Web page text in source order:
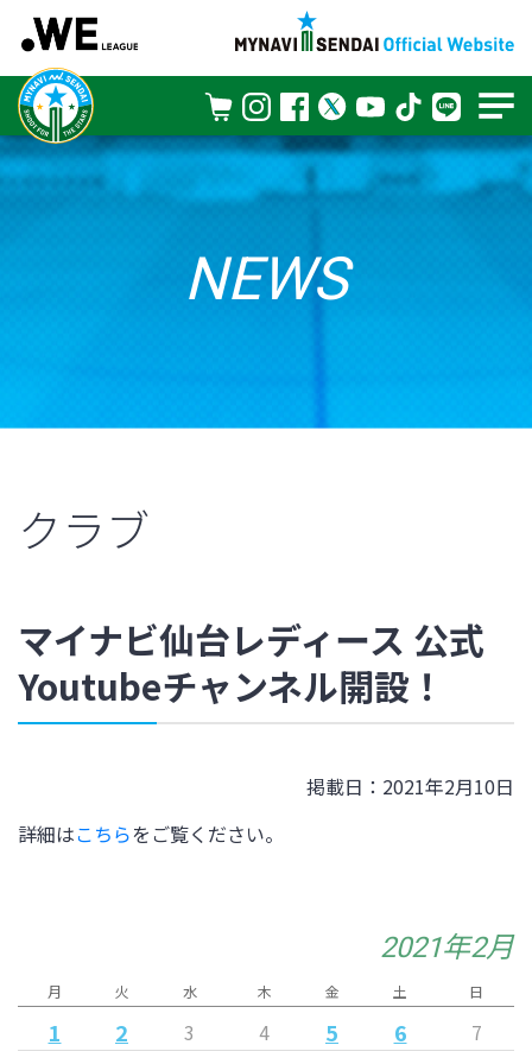
NEWS
クラブ
マイナビ仙台レディース 公式
Youtubeチャンネル開設！
掲載日：2021年2月10日
詳細はこちらをご覧ください。
2021年2月
月 火 水 木 金 土 日
1 2 3 4 5 6 7